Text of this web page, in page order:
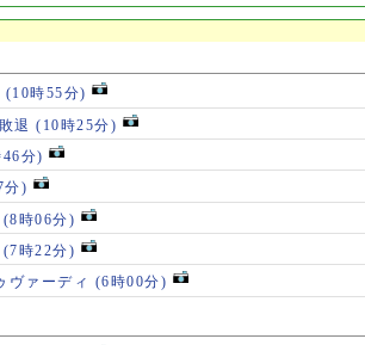
(10時55分)
退 (10時25分)
分)
分)
(8時06分)
(7時22分)
ヴァーディ (6時00分)